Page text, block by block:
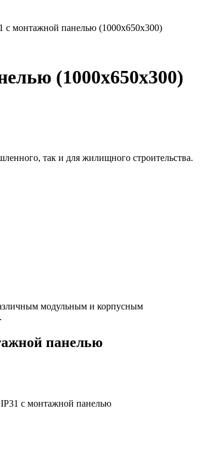
с монтажной панелью (1000х650х300)
(1000х650х300)
так и для жилищного строительства.
модульным и корпусным
панелью
с монтажной панелью